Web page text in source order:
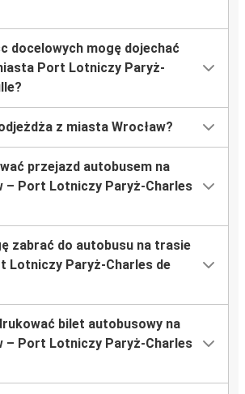
docelowych mogę dojechać
Port Lotniczy Paryż-
z miasta Wrocław?
przejazd autobusem na
– Port Lotniczy Paryż-Charles
zabrać do autobusu na trasie
Lotniczy Paryż-Charles de
bilet autobusowy na
– Port Lotniczy Paryż-Charles